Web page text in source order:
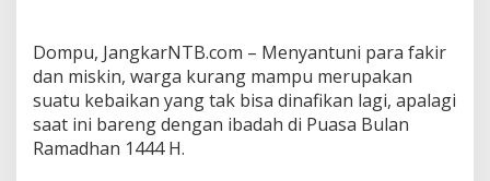
Dompu, JangkarNTB.com – Menyantuni para fakir
dan miskin, warga kurang mampu merupakan
suatu kebaikan yang tak bisa dinafikan lagi, apalagi
saat ini bareng dengan ibadah di Puasa Bulan
Ramadhan 1444 H.